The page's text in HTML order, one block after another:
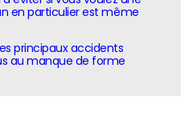
en particulier est même
principaux accidents
au manque de forme